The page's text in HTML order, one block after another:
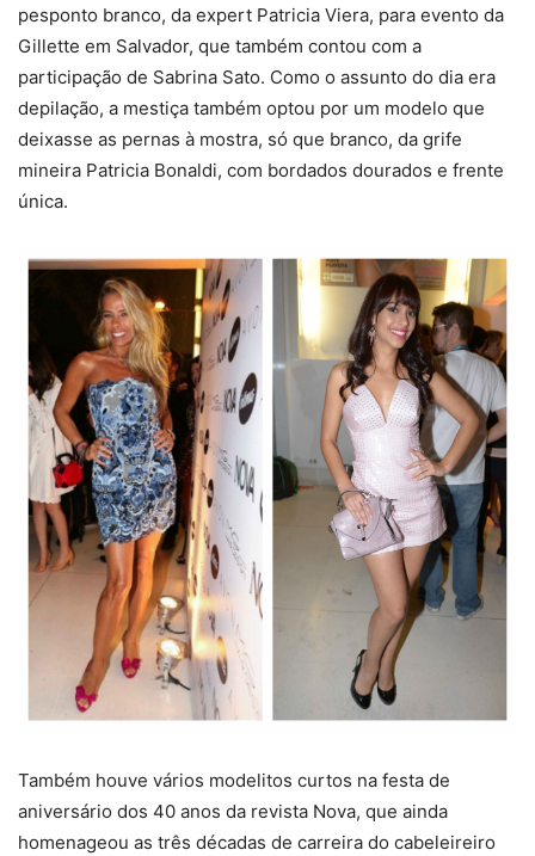
pesponto branco, da expert Patricia Viera, para evento da
Gillette em Salvador, que também contou com a
participação de Sabrina Sato. Como o assunto do dia era
depilação, a mestiça também optou por um modelo que
deixasse as pernas à mostra, só que branco, da grife
mineira Patricia Bonaldi, com bordados dourados e frente
única.
Também houve vários modelitos curtos na festa de
aniversário dos 40 anos da revista Nova, que ainda
homenageou as três décadas de carreira do cabeleireiro